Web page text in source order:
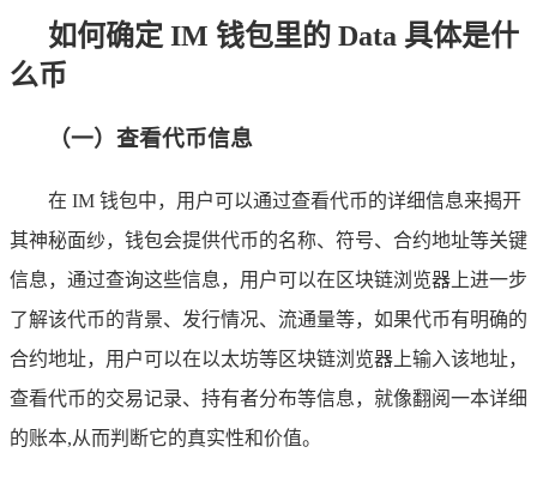
如何确定 IM 钱包里的 Data 具体是什
么币
（一）查看代币信息
在 IM 钱包中，用户可以通过查看代币的详细信息来揭开
其神秘面纱，钱包会提供代币的名称、符号、合约地址等关键
信息，通过查询这些信息，用户可以在区块链浏览器上进一步
了解该代币的背景、发行情况、流通量等，如果代币有明确的
合约地址，用户可以在以太坊等区块链浏览器上输入该地址，
查看代币的交易记录、持有者分布等信息，就像翻阅一本详细
的账本,从而判断它的真实性和价值。